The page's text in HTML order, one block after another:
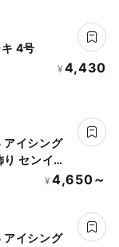
4号
¥ 4,430
アイシング
センイル
ーは5色から
¥ 4,650～
アイシング